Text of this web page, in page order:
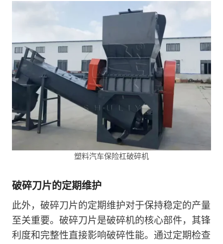
塑料汽车保险杠破碎机
破碎刀片的定期维护
此外，破碎刀片的定期维护对于保持稳定的产量
至关重要。破碎刀片是破碎机的核心部件，其锋
利度和完整性直接影响破碎性能。通过定期检查